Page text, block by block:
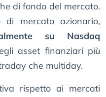
di fondo del mercato.
mercato azionario,
su Nasdaq
asset finanziari più
che multiday.
rispetto ai mercati